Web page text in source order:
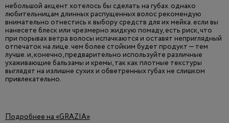
небольшой акцент хотелось бы сделать на губах. однако
любительницам длинных распущенных волос рекомендую
внимательно отнестись к выбору средств для их мейка. если вы
нанесете блеск или чрезмерно жидкую помаду, есть риск, что
при порывах ветра волосы испачкаются и оставят неприглядный
отпечаток на лице. чем более стойким будет продукт — тем
лучше. и, конечно, предварительно используйте различные
ухаживающие бальзамы и кремы, так как плотные текстуры
выглядят на излишне сухих и обветренных губах не слишком
привлекательно.
Подробнее на «GRAZIA»